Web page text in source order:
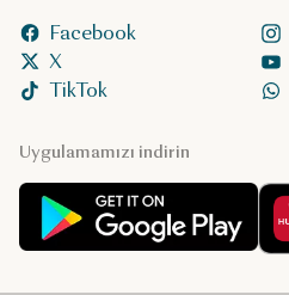
Uygulamamızı indirin
Facebook
X
TikTok